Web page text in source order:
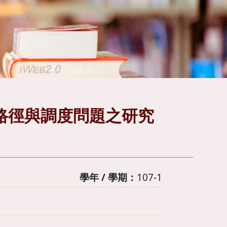
徑與調度問題之研究
學年 / 學期： 107-1